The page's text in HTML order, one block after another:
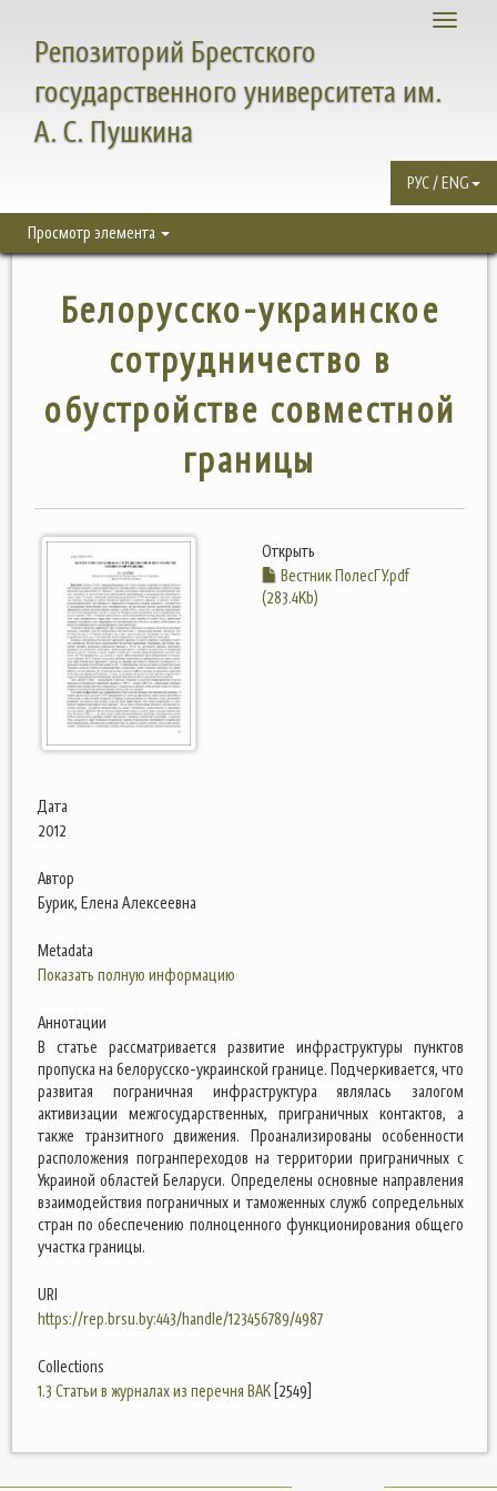
Toggle
Репозиторий Брестского
государственного университета им.
А. С. Пушкина
РУС / ENG
Просмотр элемента
Белорусско-украинское
сотрудничество в
обустройстве совместной
границы
Открыть
Вестник ПолесГУ.pdf
(283.4Kb)
Дата
2012
Автор
Бурик, Елена Алексеевна
Metadata
Показать полную информацию
Аннотации
В статье рассматривается развитие инфраструктуры пунктов
пропуска на белорусско-украинской границе. Подчеркивается, что
развитая пограничная инфраструктура являлась залогом
активизации межгосударственных, приграничных контактов, а
также транзитного движения. Проанализированы особенности
расположения погранпереходов на территории приграничных с
Украиной областей Беларуси. Определены основные направления
взаимодействия пограничных и таможенных служб сопредельных
стран по обеспечению полноценного функционирования общего
участка границы.
URI
https://rep.brsu.by:443/handle/123456789/4987
Collections
1.3 Статьи в журналах из перечня ВАК [2549]